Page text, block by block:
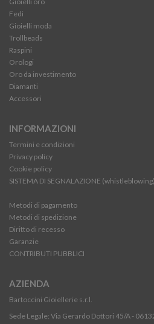
Fedi
Gioielli moda
Trollbeads
Raspini
Orologi
Oro da investimento
Diamanti
Accessori
INFORMAZIONI
Termini e condizioni
Privacy policy
Cookie policy
SISTEMA DI SEGNALAZIONE (whistleblowing)
Metodi di pagamento
Metodi di spedizione
Diritto di recesso
Garanzie
CONTRIBUTI PUBBLICI
AZIENDA
Bartoccini Gioiellerie s.r.l.
Sede Legale: Via Gerardo Dottori 45/A -